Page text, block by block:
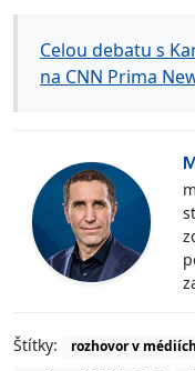
Celou debatu s
na CNN Prima
Štítky: rozhovor v médiích